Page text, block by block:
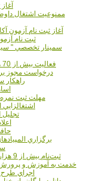
ممنوعيت اشتغال
آغاز ثبت نام آزمون
ثبت نام
سمينار تخصصي "
فعاليت بيش از 70 هزار عضو هيات علمي در دانشگاه آزاد
درخواست مجوز براي 150 رشته ارشد علوم
40
مهلت ثبت نمره
برگزاري
ثبت‌نام بيش از 9 هزار نفر در آزمون کارداني فني و حرفه‌اي
خدمت به آموزش و
اجراي طرح